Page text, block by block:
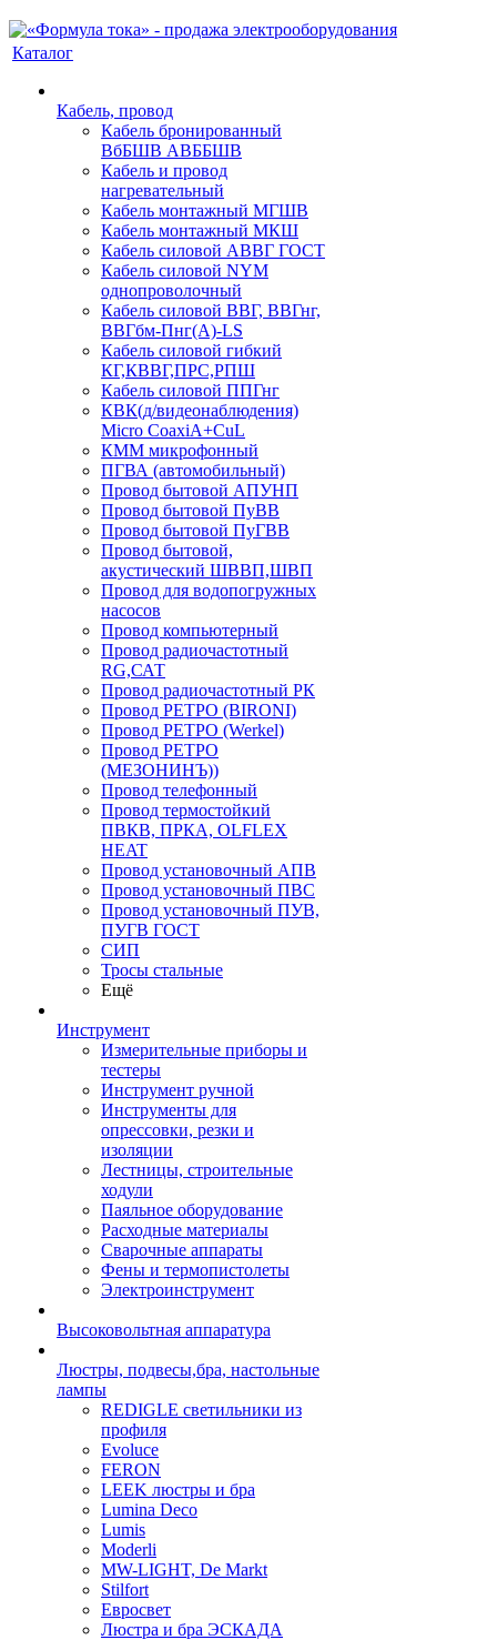
Каталог
Кабель, провод
Кабель бронированный
ВбБШВ АВББШВ
Кабель и провод
нагревательный
Кабель монтажный МГШВ
Кабель монтажный МКШ
Кабель силовой АВВГ ГОСТ
Кабель силовой NYM
однопроволочный
Кабель силовой ВВГ, ВВГнг,
ВВГбм-Пнг(А)-LS
Кабель силовой гибкий
КГ,КВВГ,ПРС,РПШ
Кабель силовой ППГнг
КВК(д/видеонаблюдения)
Micro CoaxiA+CuL
КММ микрофонный
ПГВА (автомобильный)
Провод бытовой АПУНП
Провод бытовой ПуВВ
Провод бытовой ПуГВВ
Провод бытовой,
акустический ШВВП,ШВП
Провод для водопогружных
насосов
Провод компьютерный
Провод радиочастотный
RG,САТ
Провод радиочастотный РК
Провод РЕТРО (BIRONI)
Провод РЕТРО (Werkel)
Провод РЕТРО
(МЕЗОНИНЪ))
Провод телефонный
Провод термостойкий
ПВКВ, ПРКА, OLFLEX
HEAT
Провод установочный АПВ
Провод установочный ПВС
Провод установочный ПУВ,
ПУГВ ГОСТ
СИП
Тросы стальные
Ещё
Инструмент
Измерительные приборы и
тестеры
Инструмент ручной
Инструменты для
опрессовки, резки и
изоляции
Лестницы, строительные
ходули
Паяльное оборудование
Расходные материалы
Сварочные аппараты
Фены и термопистолеты
Электроинструмент
Высоковольтная аппаратура
Люстры, подвесы,бра, настольные
лампы
REDIGLE светильники из
профиля
Evoluce
FERON
LEEK люстры и бра
Lumina Deco
Lumis
Moderli
MW-LIGHT, De Markt
Stilfort
Евросвет
Люстра и бра ЭСКАДА